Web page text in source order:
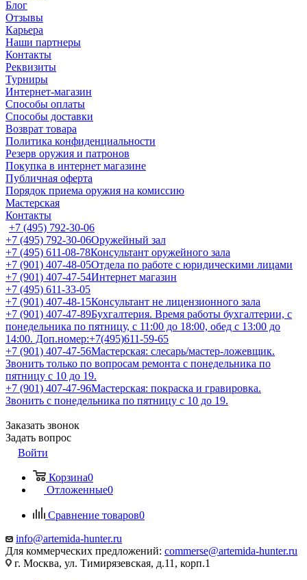
Блог
Отзывы
Карьера
Наши партнеры
Контакты
Реквизиты
Турниры
Интернет-магазин
Способы оплаты
Способы доставки
Возврат товара
Политика конфиденциальности
Резерв оружия и патронов
Покупка в интернет магазине
Публичная оферта
Порядок приема оружия на комиссию
Мастерская
Контакты
+7 (495) 792-30-06
+7 (495) 792-30-06Оружейный зал
+7 (495) 611-08-78Консультант оружейного зала
+7 (901) 407-48-05Отдела по работе с юридическими лицами
+7 (901) 407-47-54Интернет магазин
+7 (495) 611-33-05
+7 (901) 407-48-15Консультант не лицензионного зала
+7 (901) 407-47-89Бухгалтерия. Время работы бухгалтерии, с
понедельника по пятницу, с 11:00 до 18:00, обед с 13:00 до
14:00. Доп.номер:+7(495)611-59-65
+7 (901) 407-47-56Мастерская: слесарь/мастер-ложевщик.
Звонить только по вопросам ремонта с понедельника по
пятницу с 10 до 19.
+7 (901) 407-47-96Мастерская: покраска и гравировка.
Звонить с понедельника по пятницу с 10 до 19.
Заказать звонок
Задать вопрос
Войти
Корзина0
Отложенные0
Сравнение товаров0
info@artemida-hunter.ru
Для коммерческих предложений: commerse@artemida-hunter.ru
г. Москва, ул. Тимирязевская, д.11, корп.1